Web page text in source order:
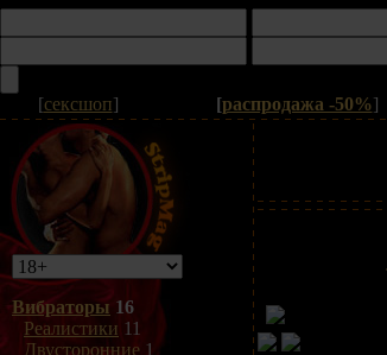
[сексшоп] [распродажа -50%]
Вибраторы 16
Реалистики 11
Двусторонние 1